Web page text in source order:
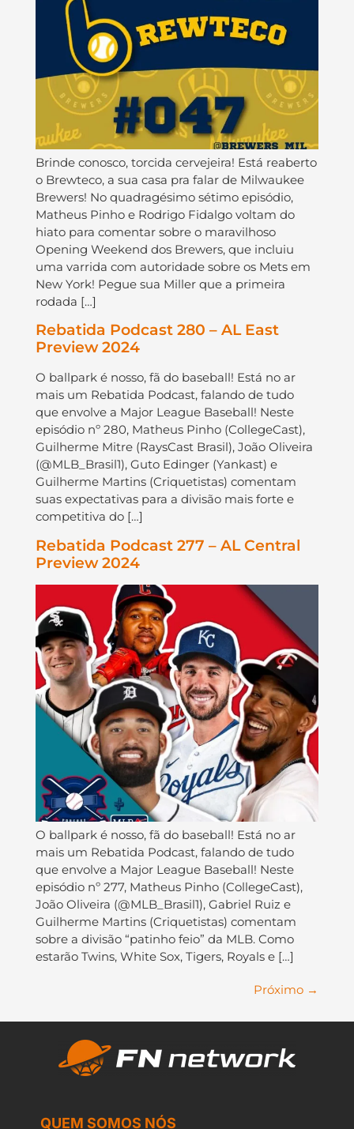
Brinde conosco, torcida cervejeira! Está reaberto
o Brewteco, a sua casa pra falar de Milwaukee
Brewers! No quadragésimo sétimo episódio,
Matheus Pinho e Rodrigo Fidalgo voltam do
hiato para comentar sobre o maravilhoso
Opening Weekend dos Brewers, que incluiu
uma varrida com autoridade sobre os Mets em
New York! Pegue sua Miller que a primeira
rodada […]
Rebatida Podcast 280 – AL East
Preview 2024
O ballpark é nosso, fã do baseball! Está no ar
mais um Rebatida Podcast, falando de tudo
que envolve a Major League Baseball! Neste
episódio nº 280, Matheus Pinho (CollegeCast),
Guilherme Mitre (RaysCast Brasil), João Oliveira
(@MLB_Brasil1), Guto Edinger (Yankast) e
Guilherme Martins (Criquetistas) comentam
suas expectativas para a divisão mais forte e
competitiva do […]
Rebatida Podcast 277 – AL Central
Preview 2024
O ballpark é nosso, fã do baseball! Está no ar
mais um Rebatida Podcast, falando de tudo
que envolve a Major League Baseball! Neste
episódio nº 277, Matheus Pinho (CollegeCast),
João Oliveira (@MLB_Brasil1), Gabriel Ruiz e
Guilherme Martins (Criquetistas) comentam
sobre a divisão “patinho feio” da MLB. Como
estarão Twins, White Sox, Tigers, Royals e […]
Próximo →
QUEM SOMOS NÓS